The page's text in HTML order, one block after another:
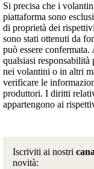
Si precisa che i
piattaforma sono
di proprietà dei
sono stati ottenuti da
può essere
qualsiasi
nei volantini o in altri
verificare le
produttori. I diritti
appartengono ai
Iscriviti ai nostri
novità: